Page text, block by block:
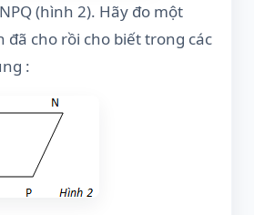
(hình 2). Hãy đo một
đã cho rồi cho biết trong các
: